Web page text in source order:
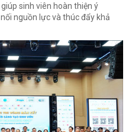
sinh viên hoàn thiện ý
nguồn lực và thúc đẩy khả